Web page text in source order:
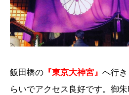
飯田橋の 『東京大神宮』 へ行き
らいでアクセス良好です。御